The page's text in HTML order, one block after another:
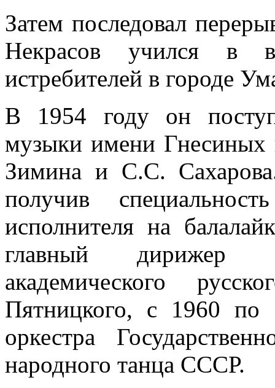
Затем последовал
Некрасов учился в
истребителей в городе
В 1954 году он
музыки имени Гнесиных
Зимина и С.С.
получив
исполнителя на
главный дирижер
академического
Пятницкого, с 1960 по
оркестра
народного танца СССР.